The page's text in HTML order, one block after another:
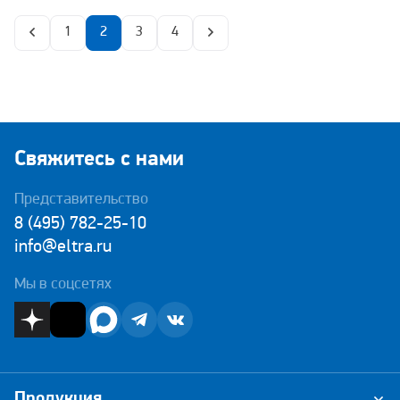
1 2 3 4
Свяжитесь с нами
Представительство
8 (495) 782-25-10
info@eltra.ru
Мы в соцсетях